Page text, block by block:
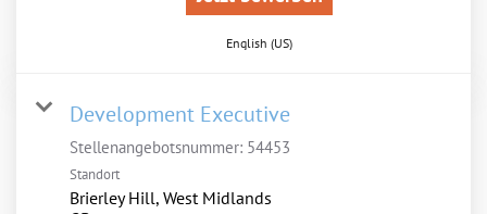
English (US)
Development Executive
Stellenangebotsnummer: 54453
Standort
Brierley Hill, West Midlands